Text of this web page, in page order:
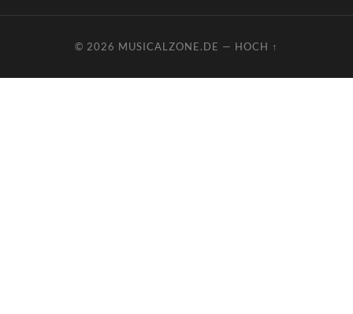
© 2026 MUSICALZONE.DE — HOCH ↑